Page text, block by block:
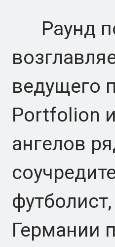
Раунд
ведущего
Portfolion
ангелов
Германии